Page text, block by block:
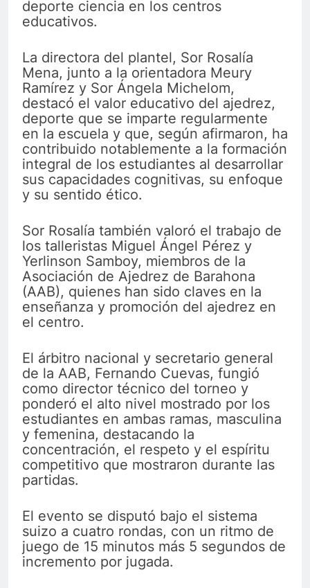
deporte ciencia en los centros
educativos.
La directora del plantel, Sor Rosalía
Mena, junto a la orientadora Meury
Ramírez y Sor Ángela Michelom,
destacó el valor educativo del ajedrez,
deporte que se imparte regularmente
en la escuela y que, según afirmaron, ha
contribuido notablemente a la formación
integral de los estudiantes al desarrollar
sus capacidades cognitivas, su enfoque
y su sentido ético.
Sor Rosalía también valoró el trabajo de
los talleristas Miguel Ángel Pérez y
Yerlinson Samboy, miembros de la
Asociación de Ajedrez de Barahona
(AAB), quienes han sido claves en la
enseñanza y promoción del ajedrez en
el centro.
El árbitro nacional y secretario general
de la AAB, Fernando Cuevas, fungió
como director técnico del torneo y
ponderó el alto nivel mostrado por los
estudiantes en ambas ramas, masculina
y femenina, destacando la
concentración, el respeto y el espíritu
competitivo que mostraron durante las
partidas.
El evento se disputó bajo el sistema
suizo a cuatro rondas, con un ritmo de
juego de 15 minutos más 5 segundos de
incremento por jugada.